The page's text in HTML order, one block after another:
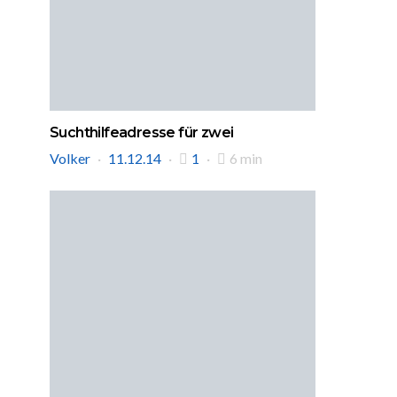
Suchthilfeadresse für zwei
Volker
11.12.14 1 6 min